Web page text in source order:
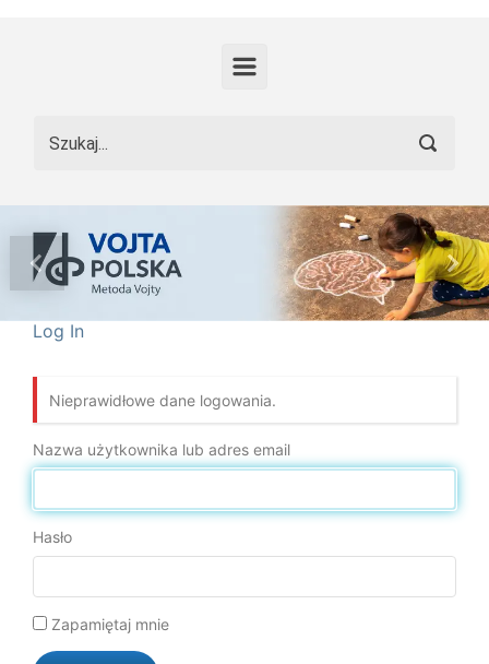
Previous Next
Log In
Nieprawidłowe dane logowania.
Nazwa użytkownika lub adres email
Hasło
Zapamiętaj mnie